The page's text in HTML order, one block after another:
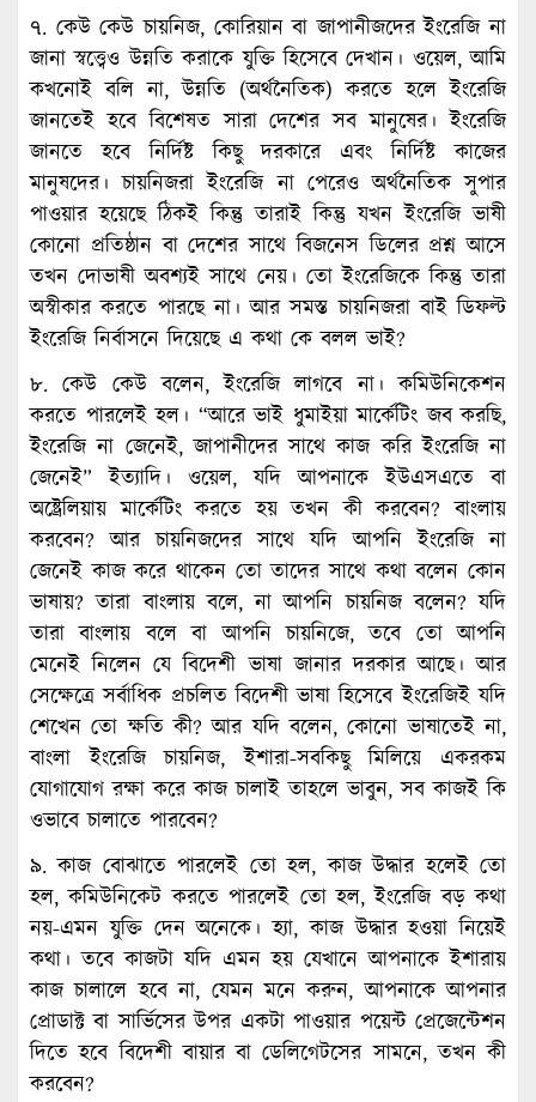
৭. কেউ কেউ চায়নিজ, কোরিয়ান বা জাপানীজদের ইংরেজি না
জানা স্বত্ত্বেও উন্নতি করাকে যুক্তি হিসেবে দেখান। ওয়েল, আমি
কখনোই বলি না, উন্নতি (অর্থনৈতিক) করতে হলে ইংরেজি
জানতেই হবে বিশেষত সারা দেশের সব মানুষের। ইংরেজি
জানতে হবে নির্দিষ্ট কিছু দরকারে এবং নির্দিষ্ট কাজের
মানুষদের। চায়নিজরা ইংরেজি না পেরেও অর্থনৈতিক সুপার
পাওয়ার হয়েছে ঠিকই কিন্তু তারাই কিন্তু যখন ইংরেজি ভাষী
কোনো প্রতিষ্ঠান বা দেশের সাথে বিজনেস ডিলের প্রশ্ন আসে
তখন দোভাষী অবশ্যই সাথে নেয়। তো ইংরেজিকে কিন্তু তারা
অস্বীকার করতে পারছে না। আর সমস্ত চায়নিজরা বাই ডিফল্ট
ইংরেজি নির্বাসনে দিয়েছে এ কথা কে বলল ভাই?
৮. কেউ কেউ বলেন, ইংরেজি লাগবে না। কমিউনিকেশন
করতে পারলেই হল। “আরে ভাই ধুমাইয়া মার্কেটিং জব করছি,
ইংরেজি না জেনেই, জাপানীদের সাথে কাজ করি ইংরেজি না
জেনেই” ইত্যাদি। ওয়েল, যদি আপনাকে ইউএসএতে বা
অষ্ট্রেলিয়ায় মার্কেটিং করতে হয় তখন কী করবেন? বাংলায়
করবেন? আর চায়নিজদের সাথে যদি আপনি ইংরেজি না
জেনেই কাজ করে থাকেন তো তাদের সাথে কথা বলেন কোন
ভাষায়? তারা বাংলায় বলে, না আপনি চায়নিজ বলেন? যদি
তারা বাংলায় বলে বা আপনি চায়নিজে, তবে তো আপনি
মেনেই নিলেন যে বিদেশী ভাষা জানার দরকার আছে। আর
সেক্ষেত্রে সর্বাধিক প্রচলিত বিদেশী ভাষা হিসেবে ইংরেজিই যদি
শেখেন তো ক্ষতি কী? আর যদি বলেন, কোনো ভাষাতেই না,
বাংলা ইংরেজি চায়নিজ, ইশারা-সবকিছু মিলিয়ে একরকম
যোগাযোগ রক্ষা করে কাজ চালাই তাহলে ভাবুন, সব কাজই কি
ওভাবে চালাতে পারবেন?
৯. কাজ বোঝাতে পারলেই তো হল, কাজ উদ্ধার হলেই তো
হল, কমিউনিকেট করতে পারলেই তো হল, ইংরেজি বড় কথা
নয়-এমন যুক্তি দেন অনেকে। হ্যা, কাজ উদ্ধার হওয়া নিয়েই
কথা। তবে কাজটা যদি এমন হয় যেখানে আপনাকে ইশারায়
কাজ চালালে হবে না, যেমন মনে করুন, আপনাকে আপনার
প্রোডাক্ট বা সার্ভিসের উপর একটা পাওয়ার পয়েন্ট প্রেজেন্টেশন
দিতে হবে বিদেশী বায়ার বা ডেলিগেটসের সামনে, তখন কী
করবেন?